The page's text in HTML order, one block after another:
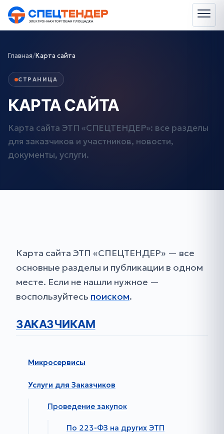
Главная/Карта сайта
СТРАНИЦА
КАРТА САЙТА
Карта сайта ЭТП «СПЕЦТЕНДЕР»: все разделы
для заказчиков и участников, новости,
документы, услуги.
Карта сайта ЭТП «СПЕЦТЕНДЕР» — все
основные разделы и публикации в одном
месте. Если не нашли нужное —
воспользуйтесь поиском.
ЗАКАЗЧИКАМ
Микросервисы
Услуги для Заказчиков
Проведение закупок
По 223-ФЗ на других ЭТП